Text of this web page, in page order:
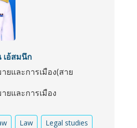
เอ้สมนึก
ยและการเมือง(สาย
ยและการเมือง
Law Legal studies